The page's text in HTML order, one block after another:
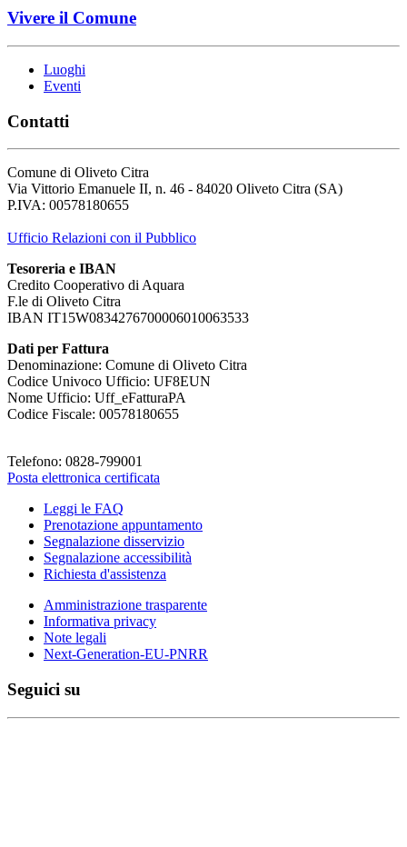
Vivere il Comune
Luoghi
Eventi
Contatti
Comune di Oliveto Citra
Via Vittorio Emanuele II, n. 46 - 84020 Oliveto Citra (SA)
P.IVA: 00578180655
Ufficio Relazioni con il Pubblico
Tesoreria e IBAN
Credito Cooperativo di Aquara
F.le di Oliveto Citra
IBAN IT15W0834276700006010063533
Dati per Fattura
Denominazione: Comune di Oliveto Citra
Codice Univoco Ufficio: UF8EUN
Nome Ufficio: Uff_eFatturaPA
Codice Fiscale: 00578180655
Telefono: 0828-799001
Posta elettronica certificata
Leggi le FAQ
Prenotazione appuntamento
Segnalazione disservizio
Segnalazione accessibilità
Richiesta d'assistenza
Amministrazione trasparente
Informativa privacy
Note legali
Next-Generation-EU-PNRR
Seguici su